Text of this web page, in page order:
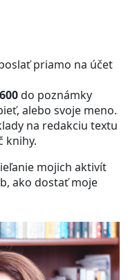
priamo na účet
do poznámky
alebo svoje meno.
na redakciu textu
knihy.
mojich aktivít
ako dostať moje